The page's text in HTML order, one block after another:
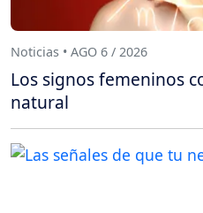
Noticias • AGO 6 / 2026
Los signos femeninos
natural